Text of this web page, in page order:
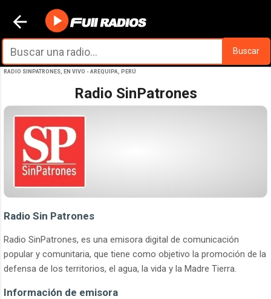
Ir al contenido principal
Buscar
RADIO SINPATRONES, EN VIVO - AREQUIPA, PERÚ
Radio SinPatrones
Radio Sin Patrones
Radio SinPatrones, es una emisora digital de comunicación
popular y comunitaria, que tiene como objetivo la promoción de la
defensa de los territorios, el agua, la vida y la Madre Tierra.
Información de emisora